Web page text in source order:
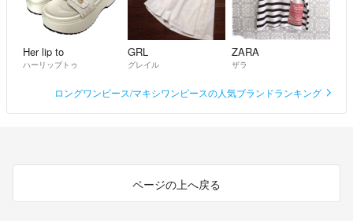
Her lip to
ハーリップトゥ
GRL
グレイル
ZARA
ザラ
ロングワンピース/マキシワンピースの人気ブランドランキング
ページの上へ戻る